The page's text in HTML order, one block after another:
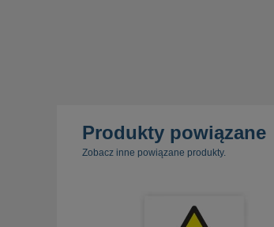
Produkty powiązane
Zobacz inne powiązane produkty.